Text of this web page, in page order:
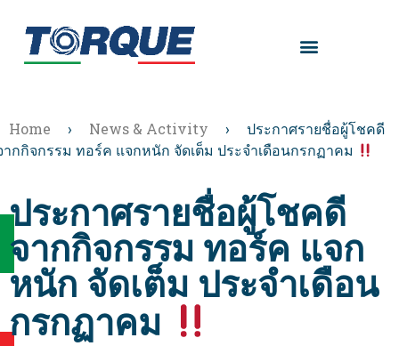
Home › News & Activity ›
ประกาศรายชื่อผู้โชคดี
ากกิจกรรม ทอร์ค แจกหนัก จัดเต็ม ประจำเดือนกรกฏาคม
ประกาศรายชื่อผู้โชคดี
จากกิจกรรม ทอร์ค แจก
หนัก จัดเต็ม ประจำเดือน
กรกฏาคม